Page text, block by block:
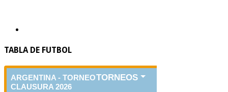
TABLA DE FUTBOL